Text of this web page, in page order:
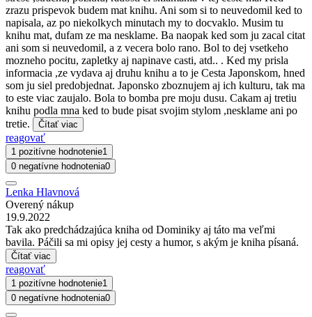
zrazu prispevok budem mat knihu. Ani som si to neuvedomil ked to
napisala, az po niekolkych minutach my to docvaklo. Musim tu
knihu mat, dufam ze ma nesklame. Ba naopak ked som ju zacal citat
ani som si neuvedomil, a z vecera bolo rano. Bol to dej vsetkeho
mozneho pocitu, zapletky aj napinave casti, atd.. . Ked my prisla
informacia ,ze vydava aj druhu knihu a to je Cesta Japonskom, hned
som ju siel predobjednat. Japonsko zboznujem aj ich kulturu, tak ma
to este viac zaujalo. Bola to bomba pre moju dusu. Cakam aj tretiu
knihu podla mna ked to bude pisat svojim stylom ,nesklame ani po
tretie.
Čítať viac
reagovať
1 pozitívne hodnotenie1
0 negatívne hodnotenia0
Lenka Hlavnová
Overený nákup
19.9.2022
Tak ako predchádzajúca kniha od Dominiky aj táto ma veľmi
bavila. Páčili sa mi opisy jej cesty a humor, s akým je kniha písaná.
Čítať viac
reagovať
1 pozitívne hodnotenie1
0 negatívne hodnotenia0